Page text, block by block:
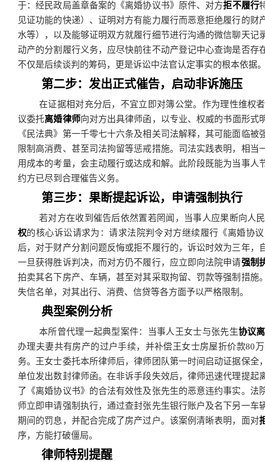
于：经民政局盖章备案的《离婚协议书》原件、对方拒不履行
见证功能的快递）、证明对方有能力履行而恶意拒绝履行的
水等），以及能够证明双方就履行细节进行沟通的微信聊天
动产的分割履行义务，应尽快前往不动产登记中心查询是否
不仅是后续谈判的筹码，更是诉讼中法官认定事实的根本依据
第二步：发出正式催告，启动非诉施压
在证据相对充分后，不宜立即对簿公堂。作为理性维权
议委托离婚律师向对方出具律师函，以专业、权威的书面形式
《民法典》第一千零七十六条及相关司法解释，其可能面临
限制高消费、甚至司法拘留等惩戒措施。司法实践表明，相
用成本的考量，会主动履行或达成和解。此阶段既能为当事
约方已尽到合理催告义务。
第三步：果断提起诉讼，申请强制执行
若对方在收到催告后依然置若罔闻，当事人应果断向人
权的核心诉讼请求为：请求法院判令对方继续履行《离婚协
后，对于财产分割问题反悔或拒不履行的，诉讼时效为三年
一旦获得胜诉判决，而对方仍不履行，应立即向法院申请强制
拍卖其名下房产、车辆，甚至对其采取拘留、罚款等强制措
失信名单，对其出行、消费、信贷等各方面予以严格限制。
典型案例分析
本所曾代理一起典型案件：当事人王女士与张先生协议
办理夫妻共有房产的过户手续，并补偿王女士房屋折价款80
务。王女士委托本所律师后，律师团队第一时间启动证据保
单位发出数封律师函。在非诉手段失效后，律师迅速代理提
了《离婚协议书》的合法有效性及张先生的恶意违约事实。
师立即申请强制执行，通过查封张先生银行账户及名下另一
期间的罚息，并配合完成了房产过户。该案例清晰表明，面对
序，方能打破僵局。
律师特别提醒